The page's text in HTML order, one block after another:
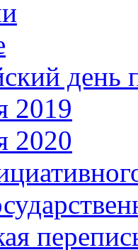
день
2019
2020